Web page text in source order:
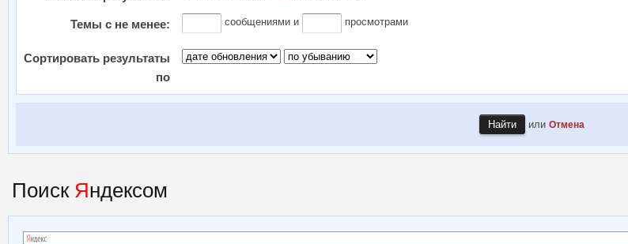
Темы с не менее: сообщениями и просмотрами
Сортировать результаты
по
или Отмена
Поиск Яндексом